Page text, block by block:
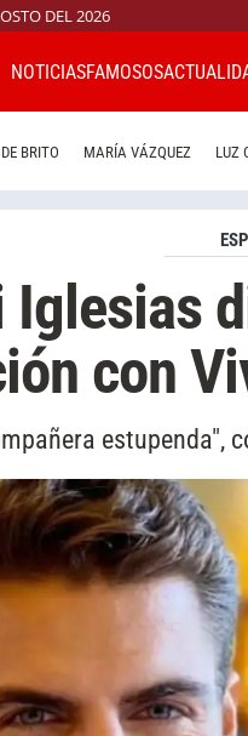
DEL 2026
NOTICIASFAMOSOS
BRITO MARÍA VÁZQUEZ LUZ
Iglesias
con
estupenda",